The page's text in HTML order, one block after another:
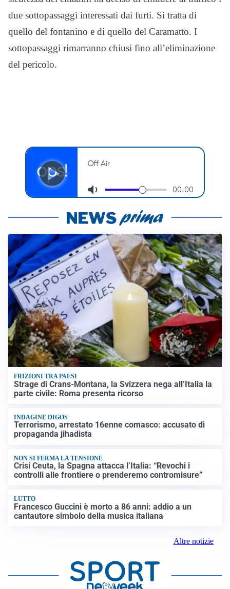
due sottopassaggi interessati dai furti. Si tratta di
quello del fontanino e di quello del Caramatto. I
sottopassaggi rimarranno chiusi fino all’eliminazione
del pericolo.
FRIZIONI TRA PAESI
Strage di Crans-Montana, la Svizzera nega all’Italia la
parte civile: Roma presenta ricorso
INDAGINE DIGOS
Terrorismo, arrestato 16enne comasco: accusato di
propaganda jihadista
NON SI FERMA LA TENSIONE
Crisi Ceuta, la Spagna attacca l’Italia: “Revochi i
controlli alle frontiere o prenderemo contromisure”
LUTTO
Francesco Guccini è morto a 86 anni: addio a un
cantautore simbolo della musica italiana
Altre notizie